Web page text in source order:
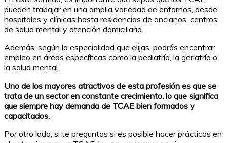
pueden trabajar en una amplia variedad de entornos, desde
hospitales y clínicas hasta residencias de ancianos, centros
de salud mental y atención domiciliaria.
Además, según la especialidad que elijas, podrás encontrar
empleo en áreas específicas como la pediatría, la geriatría o
la salud mental.
Uno de los mayores atractivos de esta profesión es que se
trata de un sector en constante crecimiento, lo que significa
que siempre hay demanda de TCAE bien formados y
capacitados.
Por otro lado, si te preguntas si es posible hacer prácticas en